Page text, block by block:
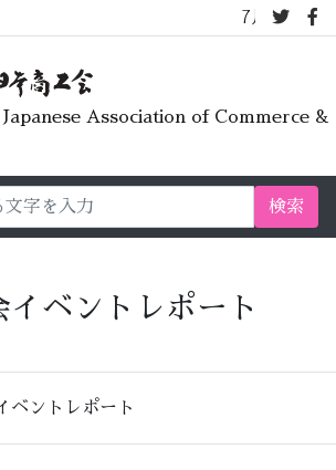
質問懇談会
7月オープンライ
Association of Commerce &
検索
イベントレポート
ベントレポート